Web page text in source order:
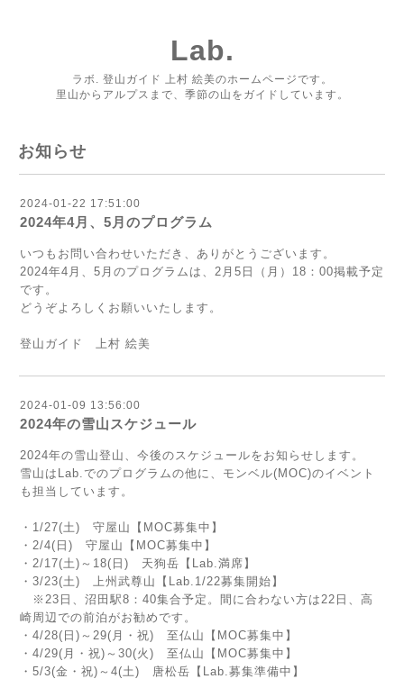
Lab.
ラボ. 登山ガイド 上村 絵美のホームページです。
里山からアルプスまで、季節の山をガイドしています。
お知らせ
2024-01-22 17:51:00
2024年4月、5月のプログラム
いつもお問い合わせいただき、ありがとうございます。
2024年4月、5月のプログラムは、2月5日（月）18：00掲載予定
です。
どうぞよろしくお願いいたします。
登山ガイド 上村 絵美
2024-01-09 13:56:00
2024年の雪山スケジュール
2024年の雪山登山、今後のスケジュールをお知らせします。
雪山はLab.でのプログラムの他に、モンベル(MOC)のイベント
も担当しています。
・1/27(土) 守屋山【MOC募集中】
・2/4(日) 守屋山【MOC募集中】
・2/17(土)～18(日) 天狗岳【Lab.満席】
・3/23(土) 上州武尊山【Lab.1/22募集開始】
※23日、沼田駅8：40集合予定。間に合わない方は22日、高
崎周辺での前泊がお勧めです。
・4/28(日)～29(月・祝) 至仏山【MOC募集中】
・4/29(月・祝)～30(火) 至仏山【MOC募集中】
・5/3(金・祝)～4(土) 唐松岳【Lab.募集準備中】